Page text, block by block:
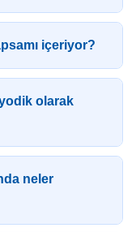
içeriyor?
olarak
neler